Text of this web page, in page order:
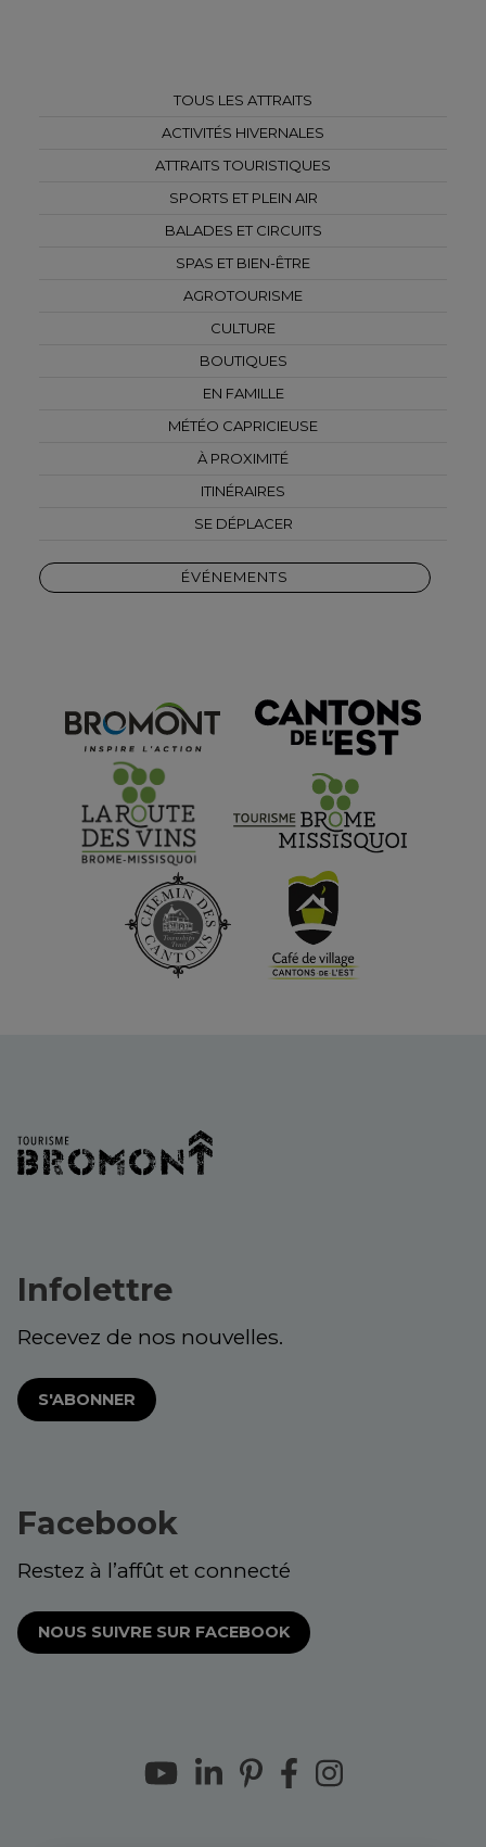
TOUS LES ATTRAITS
ACTIVITÉS HIVERNALES
ATTRAITS TOURISTIQUES
SPORTS ET PLEIN AIR
BALADES ET CIRCUITS
SPAS ET BIEN-ÊTRE
AGROTOURISME
CULTURE
BOUTIQUES
EN FAMILLE
MÉTÉO CAPRICIEUSE
À PROXIMITÉ
ITINÉRAIRES
SE DÉPLACER
ÉVÉNEMENTS
Infolettre
Recevez de nos nouvelles.
S'ABONNER
Facebook
Restez à l’affût et connecté
NOUS SUIVRE SUR FACEBOOK